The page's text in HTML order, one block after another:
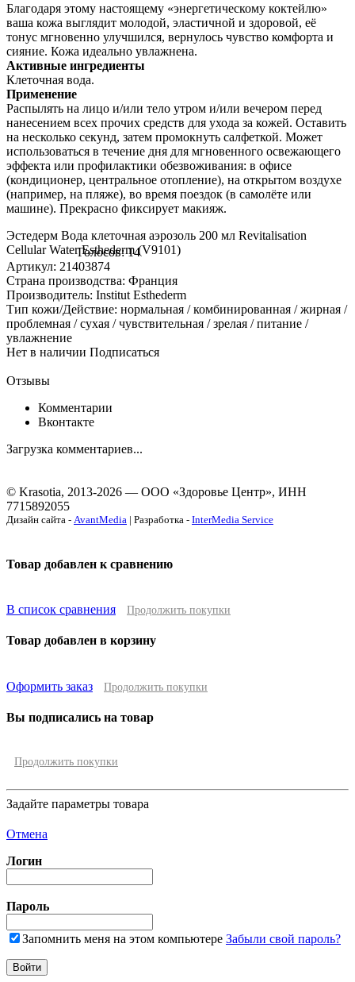
Благодаря этому настоящему «энергетическому коктейлю»
ваша кожа выглядит молодой, эластичной и здоровой, её
тонус мгновенно улучшился, вернулось чувство комфорта и
сияние. Кожа идеально увлажнена.
Активные ингредиенты
Клеточная вода.
Применение
Распылять на лицо и/или тело утром и/или вечером перед
нанесением всех прочих средств для ухода за кожей. Оставить
на несколько секунд, затем промокнуть салфеткой. Может
использоваться в течение дня для мгновенного освежающего
эффекта или профилактики обезвоживания: в офисе
(кондиционер, центральное отопление), на открытом воздухе
(например, на пляже), во время поездок (в самолёте или
машине). Прекрасно фиксирует макияж.
Эстедерм Вода клеточная аэрозоль 200 мл Revitalisation
Cellular Water Esthederm (V9101)
Голосов: 14
Артикул: 21403874
Страна производства: Франция
Производитель: Institut Esthederm
Тип кожи/Действие: нормальная / комбинированная / жирная /
проблемная / сухая / чувствительная / зрелая / питание /
увлажнение
Нет в наличии Подписаться
Отзывы
Комментарии
Вконтакте
Загрузка комментариев...
© Krasotia, 2013-2026 — ООО «Здоровье Центр», ИНН
7715892055
Дизайн сайта - AvantMedia | Разработка - InterMedia Service
Товар добавлен к сравнению
В список сравнения Продолжить покупки
Товар добавлен в корзину
Оформить заказ Продолжить покупки
Вы подписались на товар
Продолжить покупки
Задайте параметры товара
Отмена
Логин
Пароль
Запомнить меня на этом компьютере Забыли свой пароль?